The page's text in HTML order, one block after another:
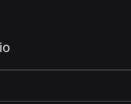
pai o
dos